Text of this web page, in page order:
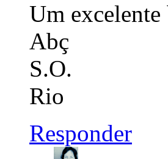
Um excelente
Abç
S.O.
Rio
Responder